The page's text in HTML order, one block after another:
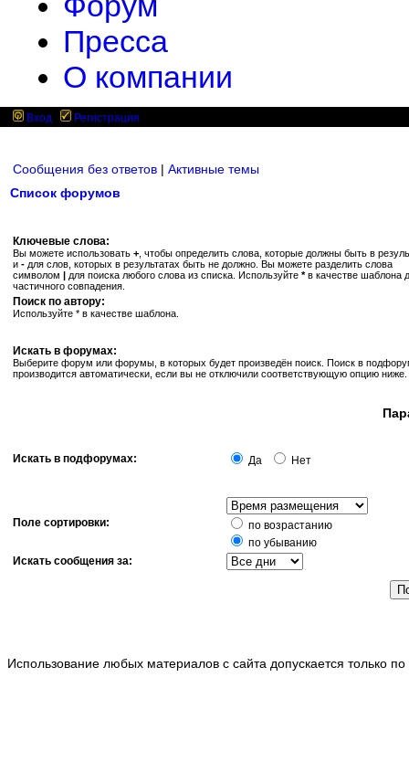
Пресса
О компании
Вход Регистрация
Сообщения без ответов | Активные темы
Список форумов
Ключевые слова:
Вы можете использовать + , чтобы определить слова, которые должны быть в
и - для слов, которых в результатах быть не должно. Вы можете разделить слова
символом | для поиска любого слова из списка. Используйте *в качестве шаблона
частичного совпадения.
Поиск по автору:
Используйте * в качестве шаблона.
Искать в форумах:
Выберите форум или форумы, в которых будет произведён поиск. Поиск в
производится автоматически, если вы не отключили соответствующую опцию ниже.
Искать в подфорумах: Да Нет
Поле сортировки:
по возрастанию
по убыванию
Искать сообщения за:
Использование любых материалов с сайта допускается только